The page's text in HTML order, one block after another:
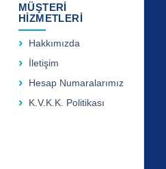
MÜŞTERİ
HİZMETLERİ
Hakkımızda
İletişim
Hesap Numaralarımız
K.V.K.K. Politikası